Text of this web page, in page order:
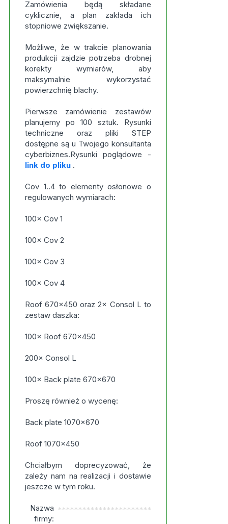
Zamówienia będą składane
cyklicznie, a plan zakłada ich
stopniowe zwiększanie.
Możliwe, że w trakcie planowania
produkcji zajdzie potrzeba drobnej
korekty wymiarów, aby
maksymalnie wykorzystać
powierzchnię blachy.
Pierwsze zamówienie zestawów
planujemy po 100 sztuk. Rysunki
techniczne oraz pliki STEP
dostępne są u Twojego konsultanta
cyberbiznes.Rysunki poglądowe -
link do pliku.
Cov 1..4 to elementy osłonowe o
regulowanych wymiarach:
100× Cov 1
100× Cov 2
100× Cov 3
100× Cov 4
Roof 670×450 oraz 2× Consol L to
zestaw daszka:
100× Roof 670×450
200× Consol L
100× Back plate 670×670
Proszę również o wycenę:
Back plate 1070×670
Roof 1070×450
Chciałbym doprecyzować, że
zależy nam na realizacji i dostawie
jeszcze w tym roku.
Nazwa
firmy:
***********************